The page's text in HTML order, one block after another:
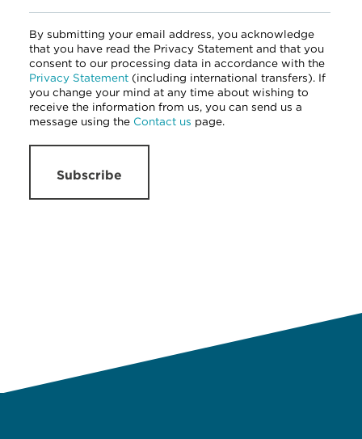
By submitting your email address, you acknowledge
that you have read the Privacy Statement and that you
consent to our processing data in accordance with the
Privacy Statement (including international transfers). If
you change your mind at any time about wishing to
receive the information from us, you can send us a
message using the Contact us page.
Subscribe